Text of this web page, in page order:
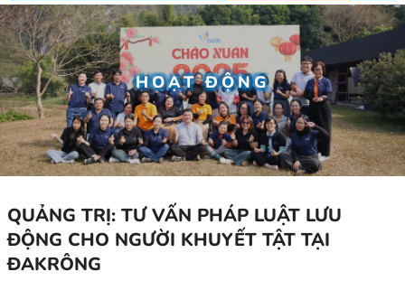
HOẠT ĐỘNG
QUẢNG TRỊ: TƯ VẤN PHÁP LUẬT LƯU
ĐỘNG CHO NGƯỜI KHUYẾT TẬT TẠI
ĐAKRÔNG